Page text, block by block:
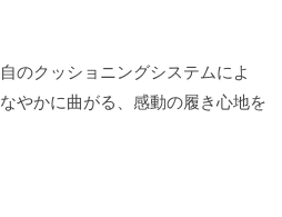
のクッショニングシステムによ
やかに曲がる、感動の履き心地を